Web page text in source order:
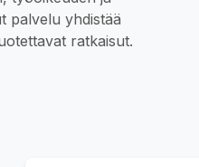
palvelu yhdistää
ratkaisut.